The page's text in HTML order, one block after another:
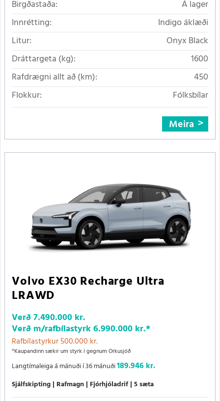
Birgðastaða:
Á lager
Innrétting:
Indigo áklæði
Litur:
Onyx Black
Dráttargeta (kg):
1600
Rafdrægni allt að (km):
450
Flokkur:
Fólksbílar
Meira
Volvo EX30 Recharge Ultra
LRAWD
Verð7.490.000 kr.
Verð m/rafbílastyrk6.990.000 kr.*
Rafbílastyrkur 500.000 kr.
*Kaupandinn sækir um styrk í gegnum Orkusjóð
Langtímaleiga á mánuði í 36 mánuði189.946 kr.
Sjálfskipting Rafmagn Fjórhjóladrif 5 sæta